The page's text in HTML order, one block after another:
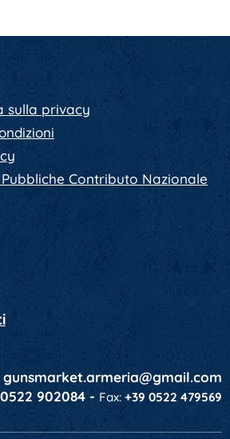
sulla privacy
Contributo Nazionale
gunsmarket.armeria@gmail.com
902084 - Fax: +39 0522 479569